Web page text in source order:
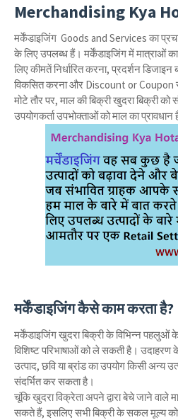
Merchandising Kya
मर्केंडाइजिंग Goods and Services का
के लिए उपलब्ध हैं। मर्केंडाइजिंग में मात्राओं
लिए कीमतें निर्धारित करना, प्रदर्शन
विकसित करना और Discount or Coupon
मोटे तौर पर, माल की बिक्री खुदरा बिक्री
उपयोगकर्ता उपभोक्ताओं को माल का प्रावधान
मर्केंडाइजिंग कैसे काम करता है?
मर्केंडाइजिंग खुदरा बिक्री के विभिन्न
विशिष्ट परिभाषाओं को ले सकती है। उदाहरण
उत्पाद, छवि या ब्रांड का उपयोग किसी अन्य
संदर्भित कर सकता है।
चूंकि खुदरा विक्रेता अपने द्वारा बेचे जाने वाले
सकते हैं, इसलिए सभी बिक्री के सकल मूल्य को